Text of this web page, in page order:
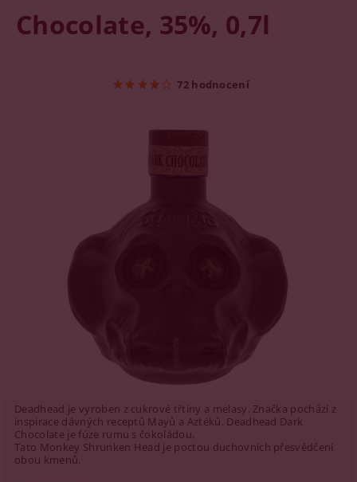
Chocolate, 35%, 0,7l
72 hodnocení
Deadhead je vyroben z cukrové třtiny a melasy. Značka pochází z
inspirace dávných receptů Mayů a Aztéků. Deadhead Dark
Chocolate je fúze rumu s čokoládou.
Tato Monkey Shrunken Head je poctou duchovních přesvědčení
obou kmenů.